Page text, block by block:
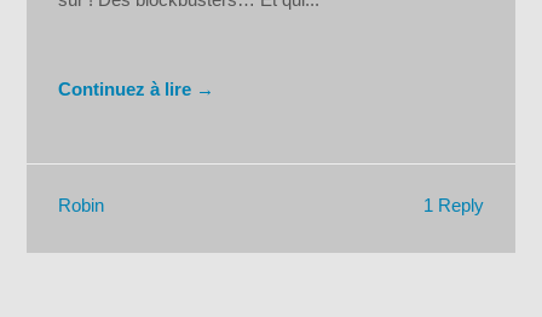
Continuez à lire →
1 Reply
Robin